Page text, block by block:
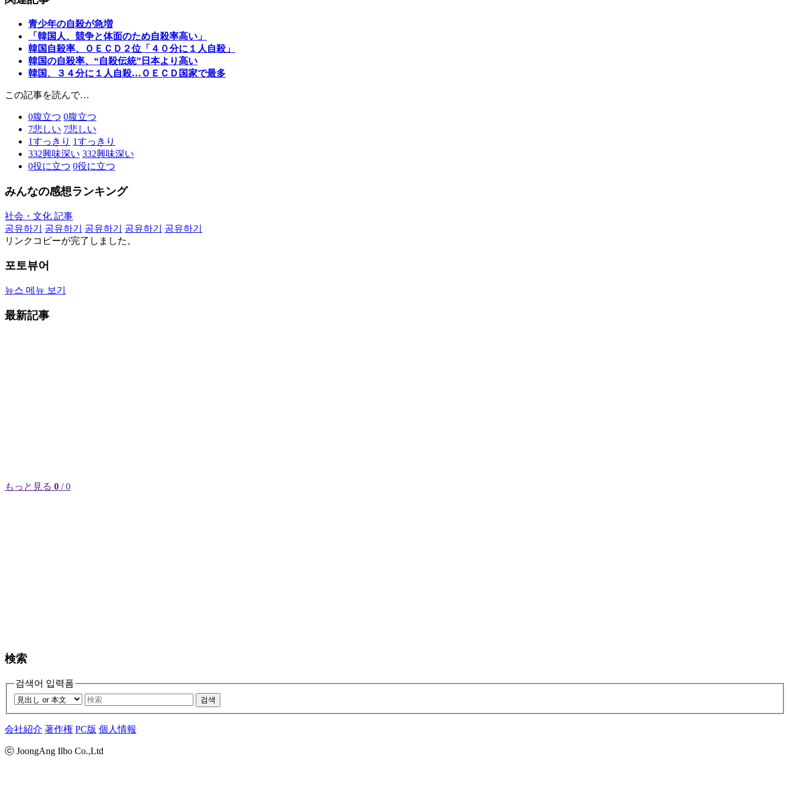
青少年の自殺が急増
「韓国人、競争と体面のため自殺率高い」
韓国自殺率、ＯＥＣＤ２位「４０分に１人自殺」
韓国の自殺率、“自殺伝統”日本より高い
韓国、３４分に１人自殺…ＯＥＣＤ国家で最多
この記事を読んで…
0腹立つ 0腹立つ
7悲しい 7悲しい
1すっきり 1すっきり
332興味深い 332興味深い
0役に立つ 0役に立つ
みんなの感想ランキング
社会・文化 記事
공유하기
공유하기 공유하기 공유하기
공유하기
リンクコピーが完了しました。
포토뷰어
뉴스 메뉴 보기
最新記事
もっと見る 0 / 0
検索
검색어 입력폼
검색
会社紹介 著作権 PC版 個人情報
ⓒ JoongAng Ilbo Co.,Ltd